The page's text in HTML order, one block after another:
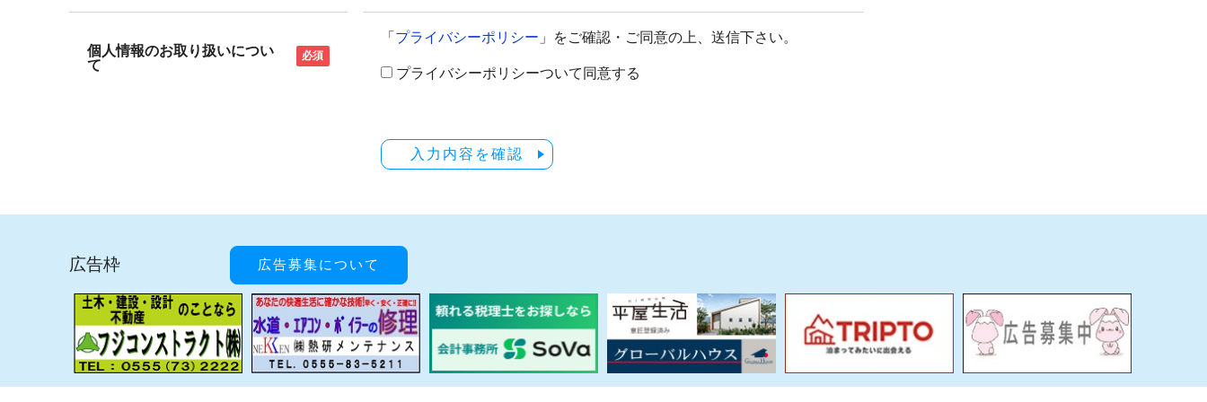
個人情報のお取り扱いについ
て
必須
「 プライバシーポリシー 」をご確認・ご同意の上、送信下さい。
プライバシーポリシーついて同意する
入力内容を確認
広告枠 広告募集について